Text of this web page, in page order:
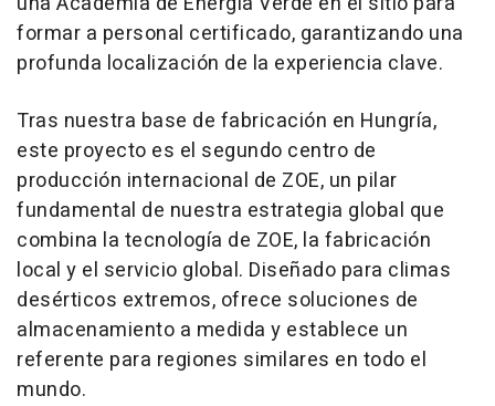
formar a personal certificado, garantizando una
profunda localización de la experiencia clave.
Tras nuestra base de fabricación en Hungría,
este proyecto es el segundo centro de
producción internacional de ZOE, un pilar
fundamental de nuestra estrategia global que
combina la tecnología de ZOE, la fabricación
local y el servicio global. Diseñado para climas
desérticos extremos, ofrece soluciones de
almacenamiento a medida y establece un
referente para regiones similares en todo el
mundo.